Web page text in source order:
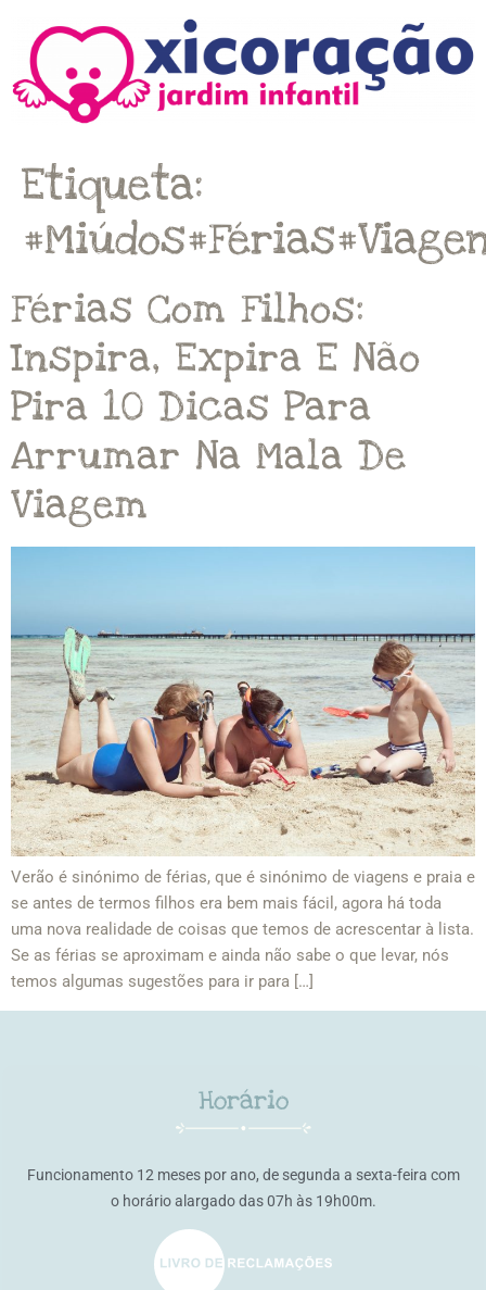
Etiqueta:
Férias Com Filhos:
Inspira, Expira E Não
Pira 10 Dicas Para
Arrumar Na Mala De
Viagem
Verão é sinónimo de férias, que é sinónimo de viagens e praia e
se antes de termos filhos era bem mais fácil, agora há toda
uma nova realidade de coisas que temos de acrescentar à lista.
Se as férias se aproximam e ainda não sabe o que levar, nós
temos algumas sugestões para ir para […]
Horário
Funcionamento 12 meses por ano, de segunda a sexta-feira com
o horário alargado das 07h às 19h00m.